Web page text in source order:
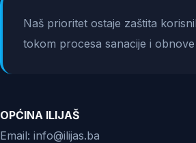
Naš prioritet ostaje zaštita
tokom procesa sanacije i
OPĆINA ILIJAŠ
Email: info@ilijas.ba